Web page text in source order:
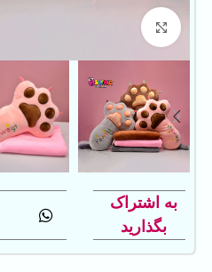
بزرگنمایی تصویر
به اشتراک
بگذارید